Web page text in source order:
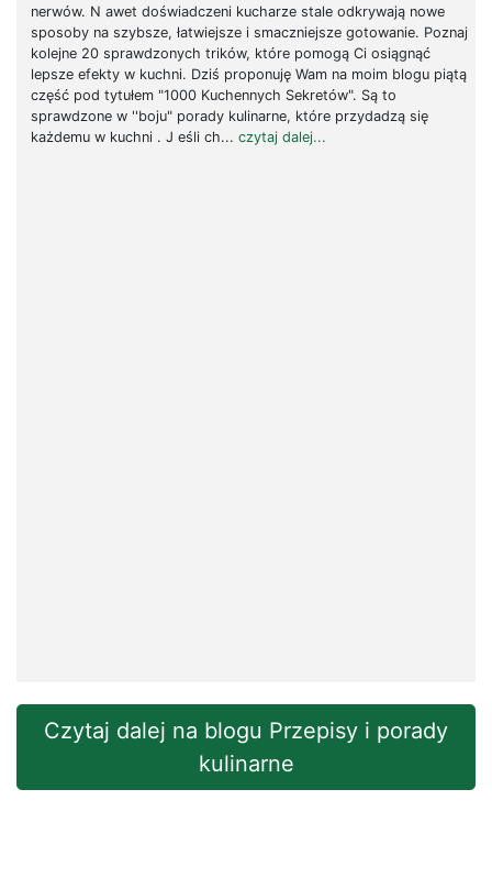
nerwów. N awet doświadczeni kucharze stale odkrywają nowe
sposoby na szybsze, łatwiejsze i smaczniejsze gotowanie. Poznaj
kolejne 20 sprawdzonych trików, które pomogą Ci osiągnąć
lepsze efekty w kuchni. Dziś proponuję Wam na moim blogu piątą
część pod tytułem "1000 Kuchennych Sekretów". Są to
sprawdzone w ''boju" porady kulinarne, które przydadzą się
każdemu w kuchni . J eśli ch... czytaj dalej...
Czytaj dalej na blogu Przepisy i porady
kulinarne